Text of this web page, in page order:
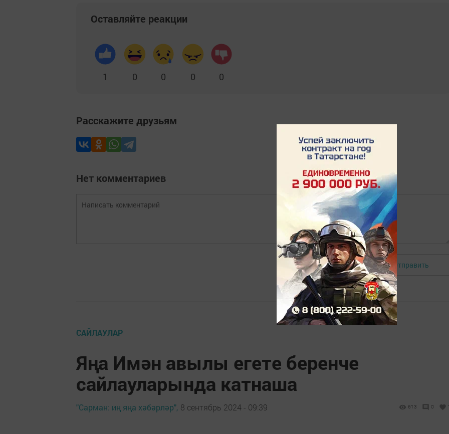
Оставляйте реакции
1 0 0 0 0
Расскажите друзьям
Нет комментариев
Авторизоваться Отправить
САЙЛАУЛАР
Яңа Имән авылы егете беренче
сайлауларында катнаша
"Сарман: иң яңа хәбәрләр", 8 сентябрь 2024 - 09:39 613 0